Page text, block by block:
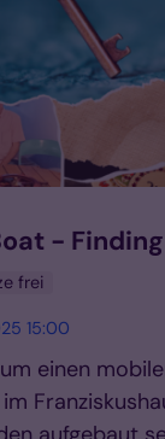
-
frei
15:00
einen